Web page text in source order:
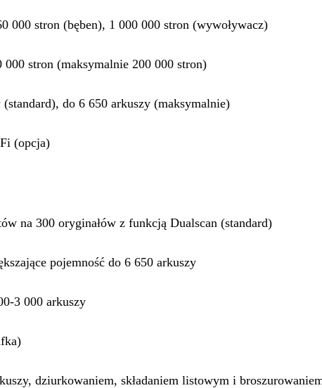
000 stron (bęben), 1 000 000 stron (wywoływacz)
stron (maksymalnie 200 000 stron)
do 6 650 arkuszy (maksymalnie)
(opcja)
na 300 oryginałów z funkcją Dualscan (standard)
pojemność do 6 650 arkuszy
3 000 arkuszy
dziurkowaniem, składaniem listowym i